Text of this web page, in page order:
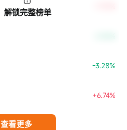
-3.28%
+6.74%
解锁完整榜单
查看更多